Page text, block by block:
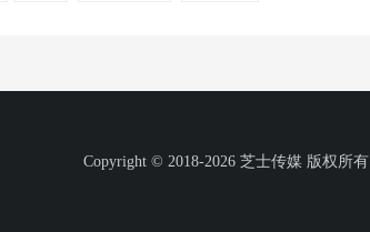
Copyright © 2018-2026 芝士传媒 版权所有